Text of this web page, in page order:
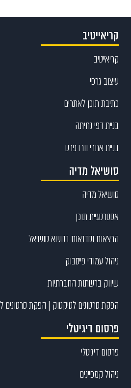
קריאייטיב
קריאייטיב
עיצוב גרפי
כתיבת תוכן לאתרים
בניית דפי נחיתה
בניית אתרי וורדפרס
סושיאל מדיה
סושיאל מדיה
אסטרטגיית תוכן
הרצאות וסדנאות בנושא סושיאל
ניהול עמודי פייסבוק
שיווק ברשתות החברתיות
הפקת סרטונים לטיקטוק | הפקת סרטונים
פרסום דיגיטלי
פרסום דיגיטלי
ניהול קמפיינים